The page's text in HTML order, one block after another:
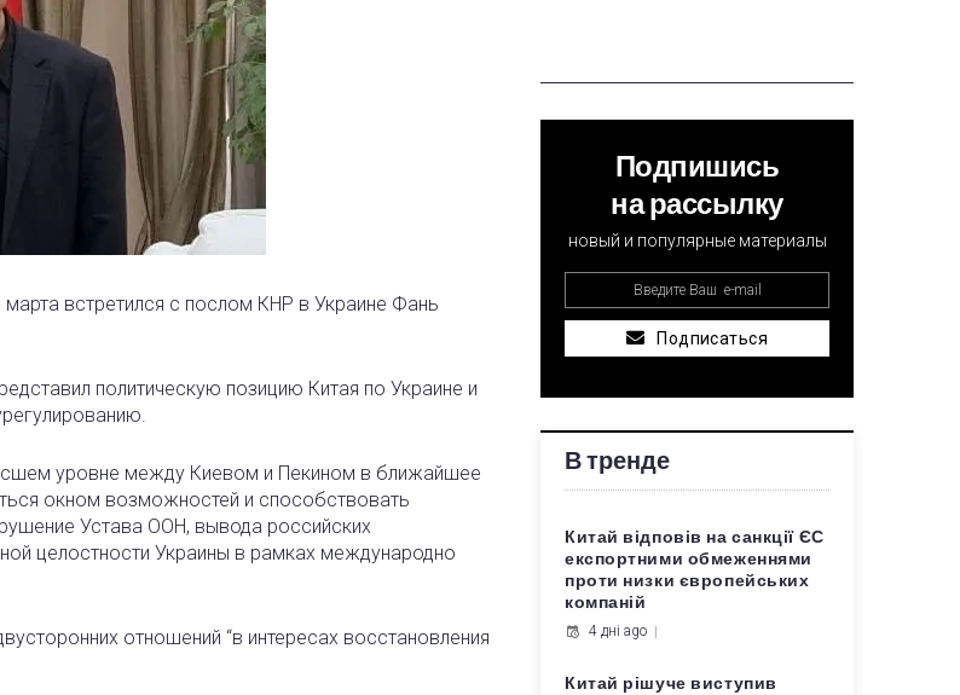
встретился с послом КНР в Украине Фань
политическую позицию Китая по Украине и
уровне между Киевом и Пекином в ближайшее
окном возможностей и способствовать
Устава ООН, вывода российских
целостности Украины в рамках международно
отношений “в интересах восстановления
Подпишись
на рассылку
новый и популярные материалы
Подписаться
В тренде
Китай відповів на санкції ЄС
експортними обмеженнями
проти низки європейських
компаній
4 дні ago
Китай рішуче виступив